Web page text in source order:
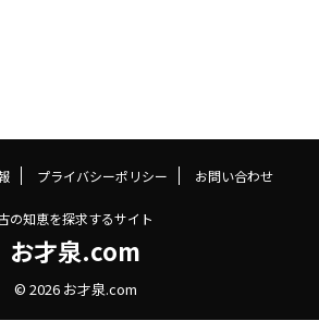
プライバシーポリシー お問い合わせ
の知恵を探求するサイト
お才泉.com
© 2026 お才泉.com